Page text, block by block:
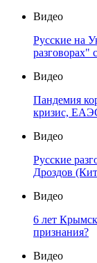
Видео
Русские на
разговорах"
Видео
Пандемия
кризис,
Видео
Русские
Дроздов
Видео
6 лет
признания?
Видео